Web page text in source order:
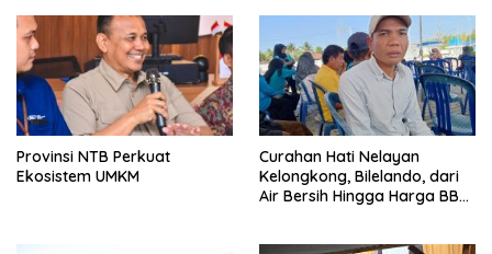
Provinsi NTB Perkuat
Ekosistem UMKM
Curahan Hati Nelayan
Kelongkong, Bilelando, dari
Air Bersih Hingga Harga BBM